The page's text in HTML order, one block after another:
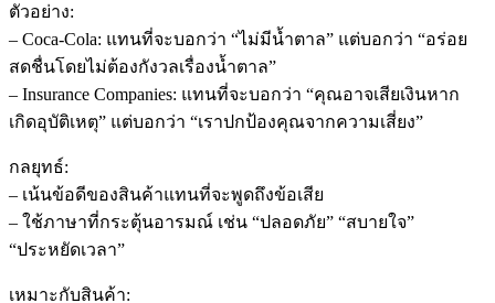
ตัวอย่าง:
– Coca-Cola: แทนที่จะบอกว่า “ไม่มีน้ำตาล” แต่บอกว่า “อร่อย
สดชื่นโดยไม่ต้องกังวลเรื่องน้ำตาล”
– Insurance Companies: แทนที่จะบอกว่า “คุณอาจเสียเงินหาก
เกิดอุบัติเหตุ” แต่บอกว่า “เราปกป้องคุณจากความเสี่ยง”
กลยุทธ์:
– เน้นข้อดีของสินค้าแทนที่จะพูดถึงข้อเสีย
– ใช้ภาษาที่กระตุ้นอารมณ์ เช่น “ปลอดภัย” “สบายใจ”
“ประหยัดเวลา”
เหมาะกับสินค้า: